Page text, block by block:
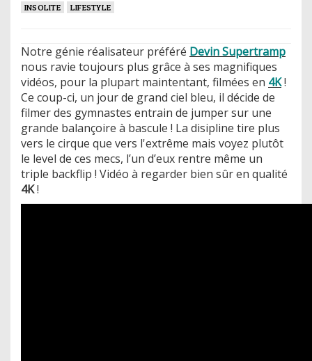
INSOLITE LIFESTYLE
Notre génie réalisateur préféré Devin Supertramp
nous ravie toujours plus grâce à ses magnifiques
vidéos, pour la plupart maintentant, filmées en 4K!
Ce coup-ci, un jour de grand ciel bleu, il décide de
filmer des gymnastes entrain de jumper sur une
grande balançoire à bascule ! La disipline tire plus
vers le cirque que vers l'extrême mais voyez plutôt
le level de ces mecs, l’un d’eux rentre même un
triple backflip ! Vidéo à regarder bien sûr en qualité
4K!